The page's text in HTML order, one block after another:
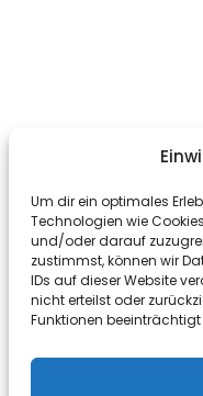
Um dir ein optimales
Technologien wie
und/oder darauf
zustimmst, können wir
IDs auf dieser Website
nicht erteilst oder
Funktionen beeinträchtigt